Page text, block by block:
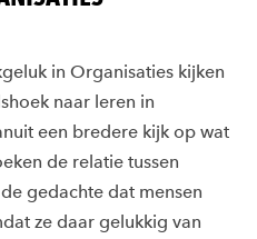
in Organisaties kijken
naar leren in
een bredere kijk op wat
de relatie tussen
gedachte dat mensen
ze daar gelukkig van